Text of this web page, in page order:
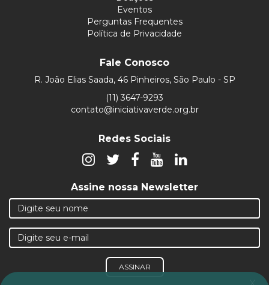
Eventos
Perguntas Frequentes
Política de Privacidade
Fale Conosco
R. João Elias Saada, 46 Pinheiros, São Paulo - SP
(11) 3647-9293
contato@iniciativaverde.org.br
Redes Sociais
Assine nossa Newsletter
ASSINAR